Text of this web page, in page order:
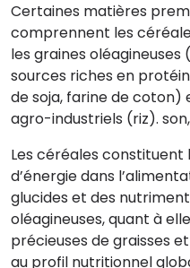
Certaines matières
comprennent les
les graines oléagineuses
sources riches en
de soja, farine de coton)
agro-industriels (riz).
Les céréales
d’énergie dans
glucides et des
oléagineuses, quant à
précieuses de graisses
au profil nutritionnel